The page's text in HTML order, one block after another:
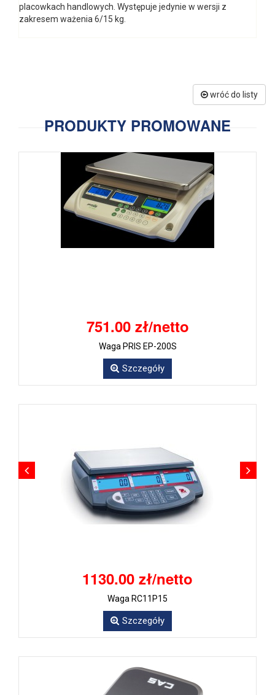
placowkach handlowych. Występuje jedynie w wersji z
zakresem ważenia 6/15 kg.
wróć do listy
PRODUKTY PROMOWANE
751.00 zł/netto
Waga PRIS EP-200S
Szczegóły
1130.00 zł/netto
Waga RC11P15
Szczegóły